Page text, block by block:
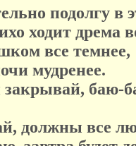
подолгу в
ходит дрема
все темнее,
мудренее.
закрывай, баю-
должны все